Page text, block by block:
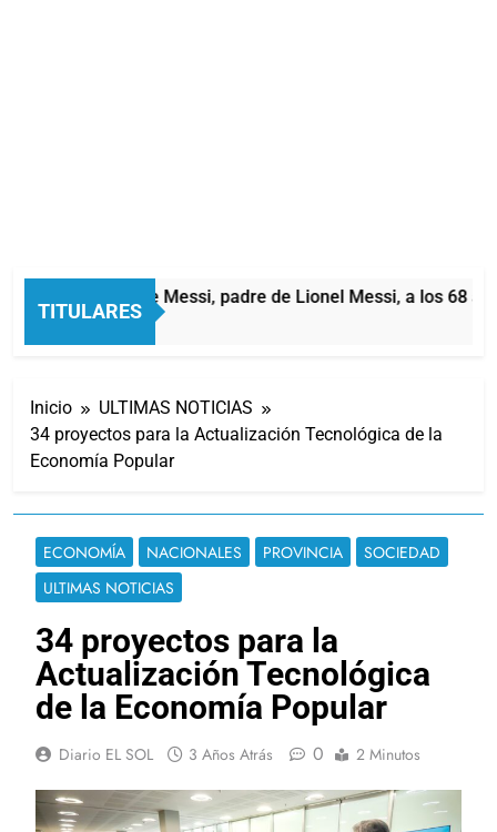
TITULARES
Murió Jorge Messi, padre de Lionel Messi, a los 68 años
4 Horas Atrás
Inicio
ULTIMAS NOTICIAS
34 proyectos para la Actualización Tecnológica de la
Economía Popular
ECONOMÍA NACIONALES PROVINCIA
SOCIEDAD
ULTIMAS NOTICIAS
34 proyectos para la
Actualización Tecnológica
de la Economía Popular
Diario EL SOL 3 Años Atrás 0 2 Minutos